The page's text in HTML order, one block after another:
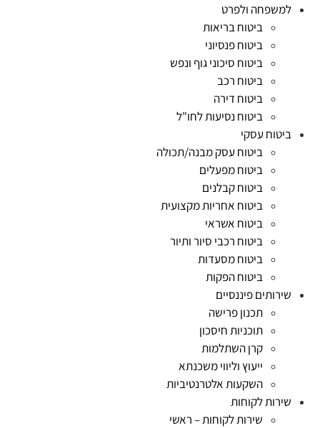
למשפחה ולפרט
ביטוח בריאות
ביטוח פנסיוני
ביטוח סיכוני גוף ונפש
ביטוח רכב
ביטוח דירה
ביטוח נסיעות לחו"ל
ביטוח עסקי
ביטוח עסק מבנה/תכולה
ביטוח מפעלים
ביטוח קבלנים
ביטוח אחריות מקצועית
ביטוח אשראי
ביטוח רכבי סיור ותיור
ביטוח מסעדות
ביטוח הפקות
שירותים פיננסיים
תכנון פרישה
תוכניות חיסכון
קרן השתלמות
ייעוץ וליווי משכנתא
השקעות אלטרנטיביות
שירות לקוחות
שירות לקוחות – ראשי